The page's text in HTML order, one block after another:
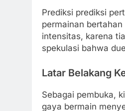
Prediksi prediksi
permainan
intensitas, karena
spekulasi bahwa
Latar Belakang
Sebagai pembuka,
gaya bermain